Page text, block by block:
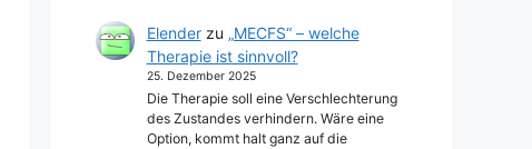
Elenderzu „MECFS“ – welche
Therapie ist sinnvoll?
25. Dezember 2025
Die Therapie soll eine Verschlechterung
des Zustandes verhindern. Wäre eine
Option, kommt halt ganz auf die